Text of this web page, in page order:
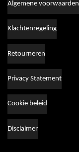
Algemene voorwaarden
Klachtenregeling
Retourneren
Privacy Statement
Cookie beleid
Disclaimer